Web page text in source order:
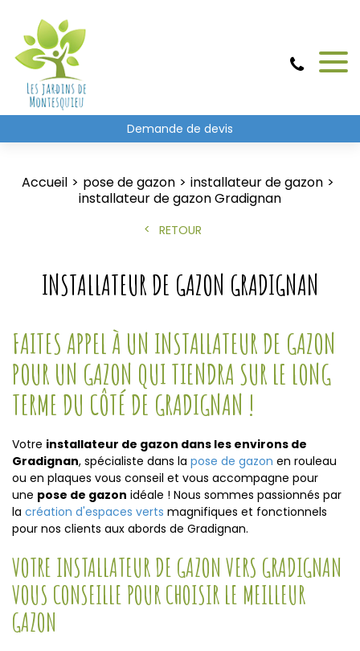
Demande de devis
Accueil pose de gazon
installateur de gazon
installateur de gazon Gradignan
RETOUR
INSTALLATEUR DE GAZON GRADIGNAN
FAITES APPEL À UN INSTALLATEUR DE GAZON
POUR UN GAZON QUI TIENDRA SUR LE LONG
TERME DU CÔTÉ DE GRADIGNAN !
Votre installateur de gazon dans les environs de
Gradignan, spécialiste dans la pose de gazon en rouleau
ou en plaques vous conseil et vous accompagne pour
une pose de gazon idéale ! Nous sommes passionnés par
la création d'espaces verts magnifiques et fonctionnels
pour nos clients aux abords de Gradignan.
VOTRE INSTALLATEUR DE GAZON VERS GRADIGNAN
VOUS CONSEILLE POUR CHOISIR LE MEILLEUR
GAZON